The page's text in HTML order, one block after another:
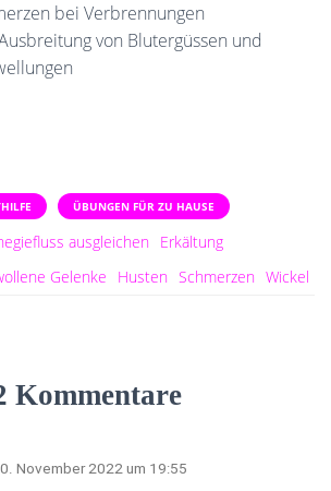
bei Verbrennungen
von Blutergüssen und
ÜBUNGEN FÜR ZU HAUSE
ausgleichen Erkältung
Gelenke Husten Schmerzen Wickel
Kommentare
November 2022 um 19:55